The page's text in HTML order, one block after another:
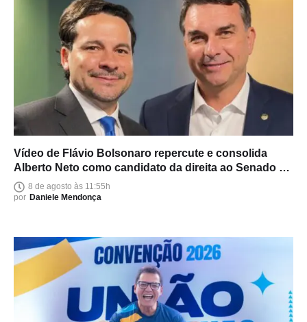
Vídeo de Flávio Bolsonaro repercute e consolida
Alberto Neto como candidato da direita ao Senado no
Amazonas
8 de agosto às 11:55h
por Daniele Mendonça